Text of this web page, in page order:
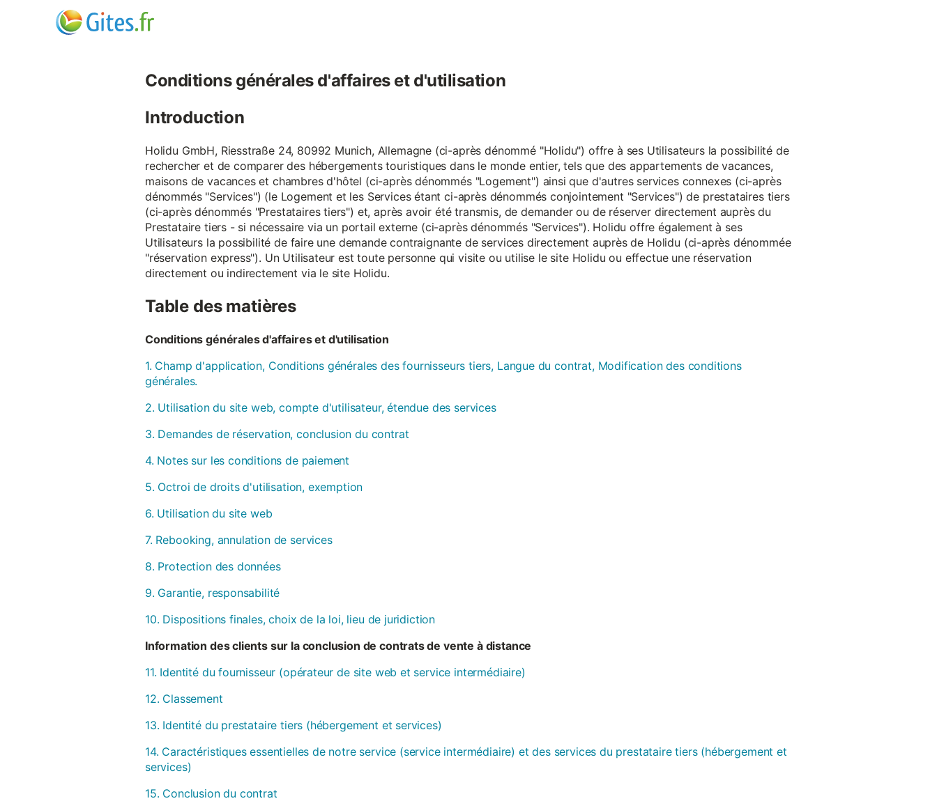
Conditions générales d'affaires et d'utilisation
Introduction
Holidu GmbH, Riesstraße 24, 80992 Munich, Allemagne (ci-après dénommé "Holidu") offre à ses Utilisateurs la possibilité de
rechercher et de comparer des hébergements touristiques dans le monde entier, tels que des appartements de vacances,
maisons de vacances et chambres d'hôtel (ci-après dénommés "Logement") ainsi que d'autres services connexes (ci-après
dénommés "Services") (le Logement et les Services étant ci-après dénommés conjointement "Services") de prestataires tiers
(ci-après dénommés "Prestataires tiers") et, après avoir été transmis, de demander ou de réserver directement auprès du
Prestataire tiers - si nécessaire via un portail externe (ci-après dénommés "Services"). Holidu offre également à ses
Utilisateurs la possibilité de faire une demande contraignante de services directement auprès de Holidu (ci-après dénommée
"réservation express"). Un Utilisateur est toute personne qui visite ou utilise le site Holidu ou effectue une réservation
directement ou indirectement via le site Holidu.
Table des matières
Conditions générales d'affaires et d'utilisation
1. Champ d'application, Conditions générales des fournisseurs tiers, Langue du contrat, Modification des conditions
générales.
2. Utilisation du site web, compte d'utilisateur, étendue des services
3. Demandes de réservation, conclusion du contrat
4. Notes sur les conditions de paiement
5. Octroi de droits d'utilisation, exemption
6. Utilisation du site web
7. Rebooking, annulation de services
8. Protection des données
9. Garantie, responsabilité
10. Dispositions finales, choix de la loi, lieu de juridiction
Information des clients sur la conclusion de contrats de vente à distance
11. Identité du fournisseur (opérateur de site web et service intermédiaire)
12. Classement
13. Identité du prestataire tiers (hébergement et services)
14. Caractéristiques essentielles de notre service (service intermédiaire) et des services du prestataire tiers (hébergement et
services)
15. Conclusion du contrat